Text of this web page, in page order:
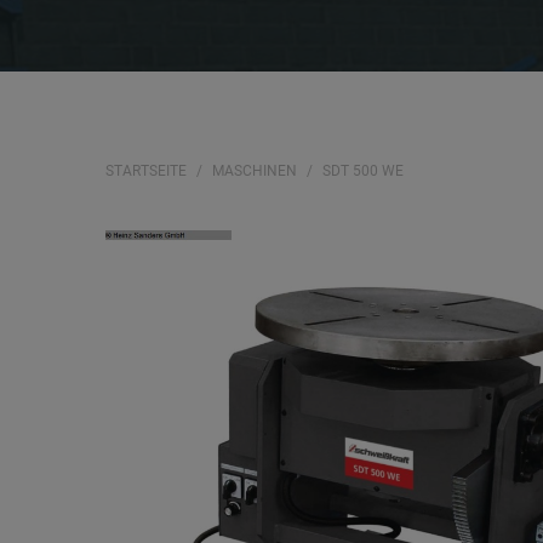
STARTSEITE MASCHINEN SDT 500 WE